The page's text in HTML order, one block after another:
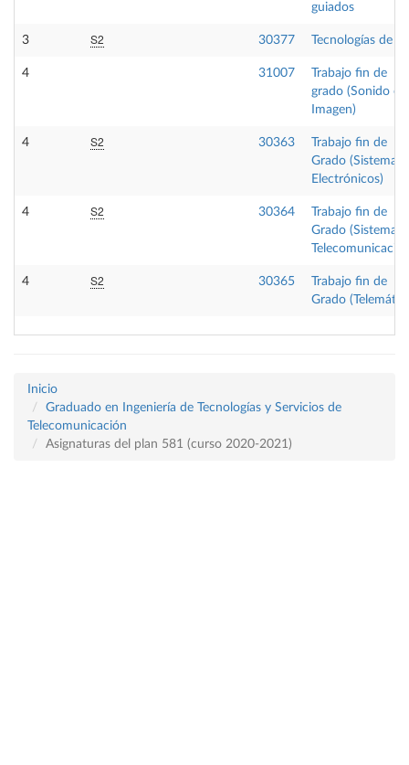
guiados
3 S2 30377 Tecnologías de
4 31007
Trabajo fin de
grado (Sonido e
Imagen)
4 S2 30363
Trabajo fin de
Grado (Sistemas
Electrónicos)
4 S2 30364
Trabajo fin de
Grado (Sistemas
4 S2 30365
Trabajo fin de
Grado
Inicio
Graduado en Ingeniería de Tecnologías y Servicios de
Telecomunicación
Asignaturas del plan 581 (curso 2020-2021)